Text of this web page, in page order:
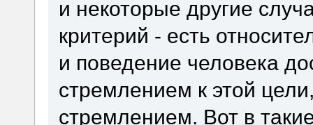
и некоторые другие
критерий - есть
и поведение человека
стремлением к этой
стремлением. Вот в